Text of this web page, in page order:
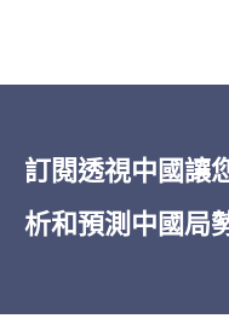
越的報導為基礎
非機密還是機密
訂閱透視中國讓
析和預測中國局